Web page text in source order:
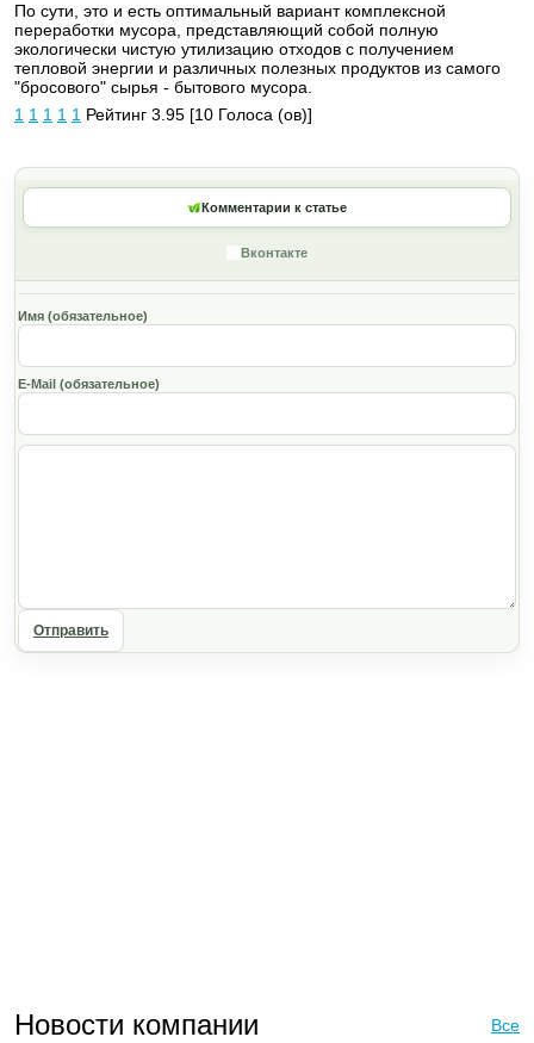
По сути, это и есть оптимальный вариант комплексной
переработки мусора, представляющий собой полную
экологически чистую утилизацию отходов с получением
тепловой энергии и различных полезных продуктов из самого
"бросового" сырья - бытового мусора.
1 1 1 1 1 Рейтинг 3.95 [10 Голоса (ов)]
Комментарии к статье
Вконтакте
Имя (обязательное)
E-Mail (обязательное)
Отправить
Все
Новости компании